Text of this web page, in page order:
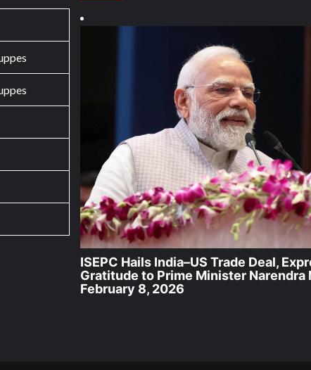
ISEPC Hails India–US Trade Deal,
Gratitude to Prime Minister Narendra
February 8, 2026